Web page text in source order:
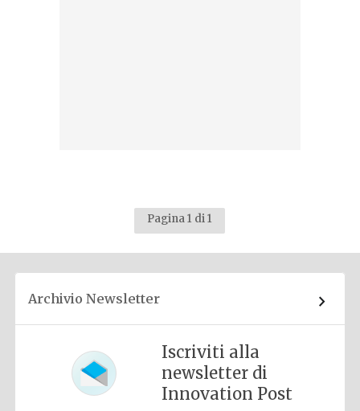
Pagina 1 di 1
Archivio Newsletter
Iscriviti alla
newsletter di
Innovation Post